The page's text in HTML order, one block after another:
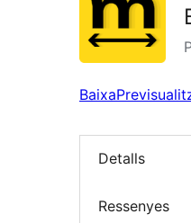
Baixa
Detalls
Ressenyes